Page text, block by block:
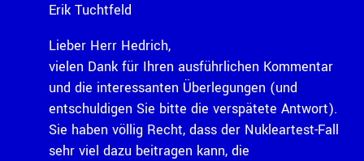
Erik Tuchtfeld
Lieber Herr Hedrich,
vielen Dank für Ihren ausführlichen Kommentar
und die interessanten Überlegungen (und
entschuldigen Sie bitte die verspätete Antwort).
Sie haben völlig Recht, dass der Nukleartest-Fall
sehr viel dazu beitragen kann, die